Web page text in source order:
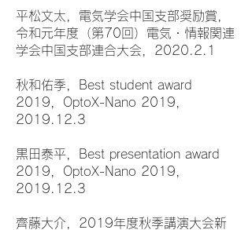
平松文太，電気学会中国支部奨励賞，
令和元年度（第70回）電気・情報関連
学会中国支部連合大会，2020.2.1
秋和佑季，Best student award
2019，OptoX-Nano 2019，
2019.12.3
黒田泰平，Best presentation award
2019，OptoX-Nano 2019，
2019.12.3
齊藤大介，2019年度秋季講演大会新